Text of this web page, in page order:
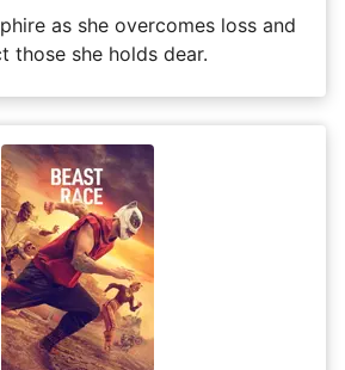
as she overcomes loss and
those she holds dear.